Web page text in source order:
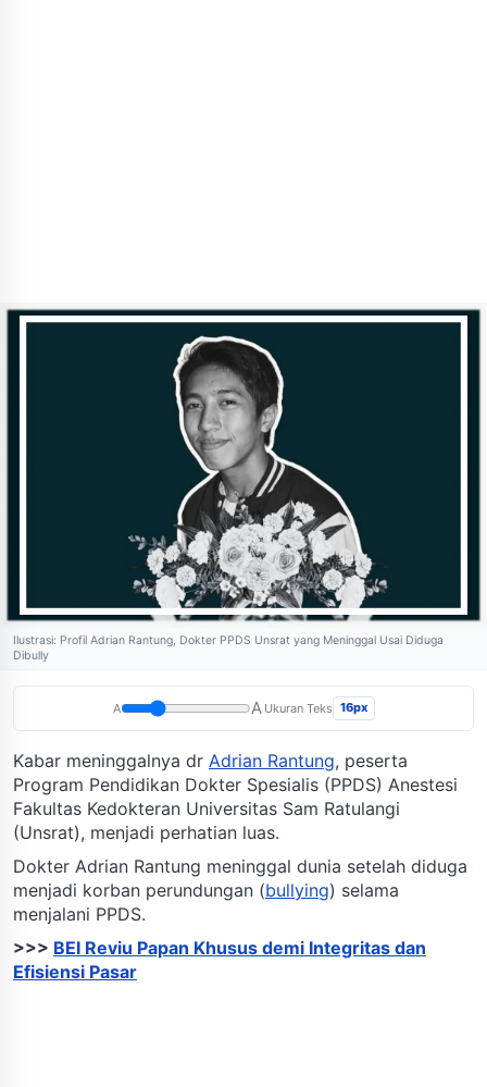
Ilustrasi: Profil Adrian Rantung, Dokter PPDS Unsrat yang Meninggal Usai Diduga
Dibully
A A Ukuran Teks 16px
Kabar meninggalnya dr Adrian Rantung, peserta
Program Pendidikan Dokter Spesialis (PPDS) Anestesi
Fakultas Kedokteran Universitas Sam Ratulangi
(Unsrat), menjadi perhatian luas.
Dokter Adrian Rantung meninggal dunia setelah diduga
menjadi korban perundungan (bullying) selama
menjalani PPDS.
>>> BEI Reviu Papan Khusus demi Integritas dan
Efisiensi Pasar